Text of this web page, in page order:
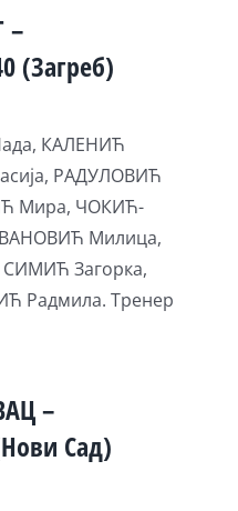
–
(Загреб)
КАЛЕНИЋ
РАДУЛОВИЋ
Мира, ЧОКИЋ-
Милица,
Загорка,
Радмила. Тренер
–
Сад)